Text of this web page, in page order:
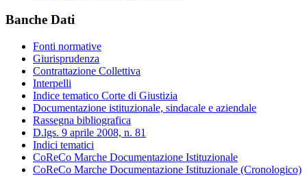
Banche Dati
Fonti normative
Giurisprudenza
Contrattazione Collettiva
Interpelli
Indice tematico Corte di Giustizia
Documentazione istituzionale, sindacale e aziendale
Rassegna bibliografica
D.lgs. 9 aprile 2008, n. 81
Indici tematici
CoReCo Marche Documentazione Istituzionale
CoReCo Marche Documentazione Istituzionale (Cronologico)